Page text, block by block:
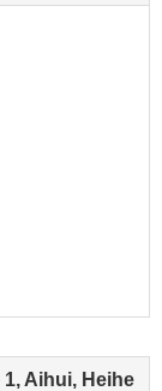
Aihui, Heihe